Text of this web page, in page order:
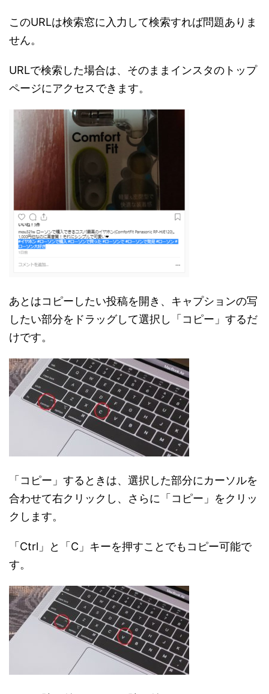
このURLは検索窓に入力して検索すれば問題ありま
せん。
URLで検索した場合は、そのままインスタのトップ
ページにアクセスできます。
あとはコピーしたい投稿を開き、キャプションの写
したい部分をドラッグして選択し「コピー」するだ
けです。
「コピー」するときは、選択した部分にカーソルを
合わせて右クリックし、さらに「コピー」をクリッ
クします。
「Ctrl」と「C」キーを押すことでもコピー可能で
す。